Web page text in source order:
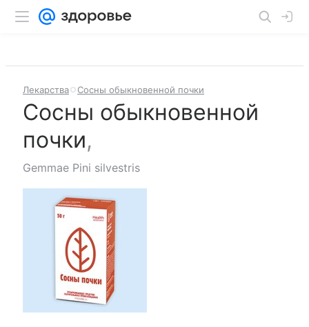
Лекарства Сосны обыкновенной почки
Сосны обыкновенной
почки,
Gemmae Pini silvestris